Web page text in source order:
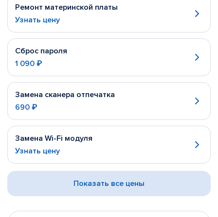
Ремонт материнской платы
Узнать цену
Сброс пароля
1 090 ₽
Замена сканера отпечатка
690 ₽
Замена Wi-Fi модуля
Узнать цену
Показать все цены